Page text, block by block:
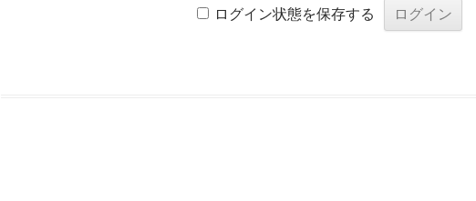
ログイン状態を保存する